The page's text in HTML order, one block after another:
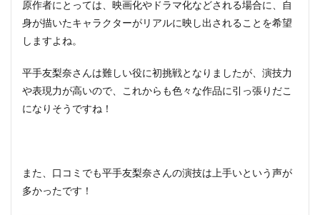
原作者にとっては、映画化やドラマ化などされる場合に、自
身が描いたキャラクターがリアルに映し出されることを希望
しますよね。
平手友梨奈さんは難しい役に初挑戦となりましたが、演技力
や表現力が高いので、これからも色々な作品に引っ張りだこ
になりそうですね！
また、口コミでも平手友梨奈さんの演技は上手いという声が
多かったです！